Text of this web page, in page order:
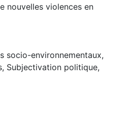
nouvelles violences en
socio-environnementaux,
, Subjectivation politique,